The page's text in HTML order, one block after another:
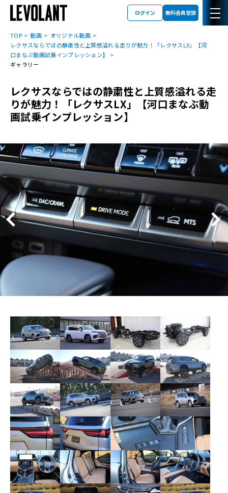
ログイン 無料会員登録
TOP 動画
オリジナル動画
レクサスならではの静粛性と上質感溢れる走りが魅力！「レクサスLX」【河
口まなぶ動画試乗インプレッション】
ギャラリー
レクサスならではの静粛性と上質感溢れる走
りが魅力！「レクサスLX」【河口まなぶ動
画試乗インプレッション】